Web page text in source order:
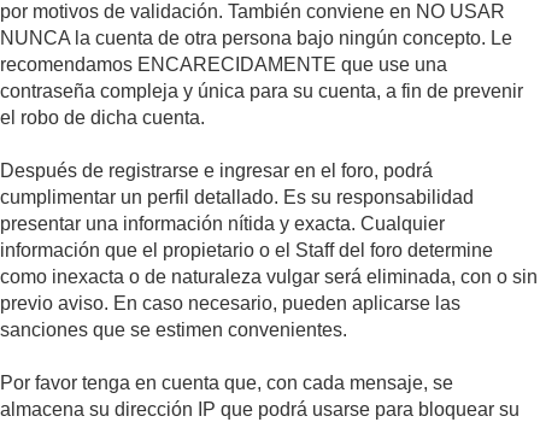
por motivos de validación. También conviene en NO USAR
NUNCA la cuenta de otra persona bajo ningún concepto. Le
recomendamos ENCARECIDAMENTE que use una
contraseña compleja y única para su cuenta, a fin de prevenir
el robo de dicha cuenta.
Después de registrarse e ingresar en el foro, podrá
cumplimentar un perfil detallado. Es su responsabilidad
presentar una información nítida y exacta. Cualquier
información que el propietario o el Staff del foro determine
como inexacta o de naturaleza vulgar será eliminada, con o sin
previo aviso. En caso necesario, pueden aplicarse las
sanciones que se estimen convenientes.
Por favor tenga en cuenta que, con cada mensaje, se
almacena su dirección IP que podrá usarse para bloquear su